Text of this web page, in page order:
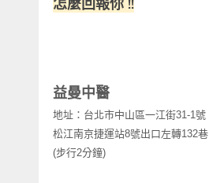
怎麼回報你 !!
益曼中醫
地址：台北市中山區一江街31-1號
松江南京捷運站8號出口左轉132巷
(步行2分鐘)